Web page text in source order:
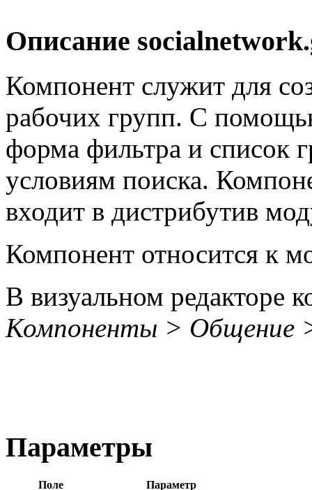
Описание
Компонент служит для
рабочих групп. С
форма фильтра и список
условиям поиска.
входит в дистрибутив
Компонент относится к
В визуальном редакторе
Компоненты > Общение
Параметры
Поле
Параметр